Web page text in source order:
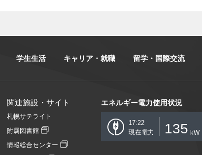
学生生活 キャリア・就職 留学・国際交流
関連施設・サイト
札幌サテライト
附属図書館
情報総合センター
エネルギー電力使用状況
17:22
現在電力
135 kW